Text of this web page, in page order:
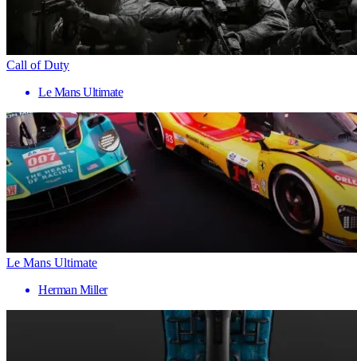
Call of Duty
Le Mans Ultimate
Le Mans Ultimate
Herman Miller